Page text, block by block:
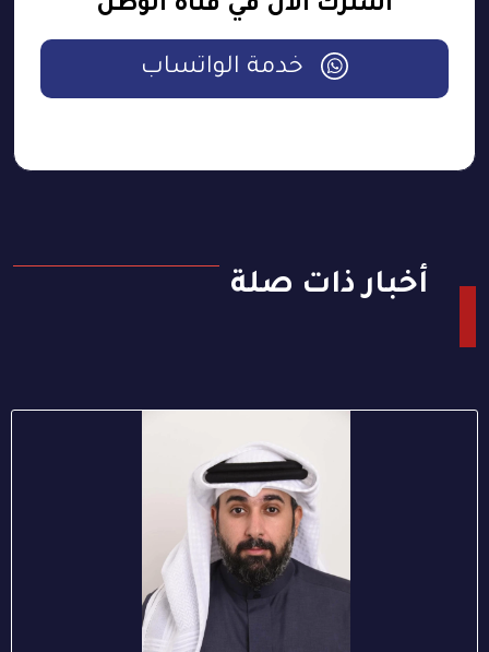
اشترك الآن في قناة الوطن
خدمة الواتساب
أخبار ذات صلة